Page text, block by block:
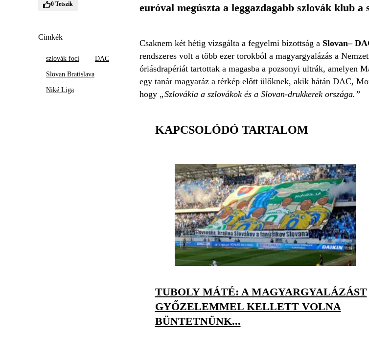
0 Tetszik
Címkék
szlovák foci DAC
Slovan Bratislava
Niké Liga
euróval megúszta a leggazdagabb szlovák klub
Csaknem két hétig vizsgálta a fegyelmi bizottság a Slovan–
rendszeres volt a több ezer torokból a magyargyalázás a
óriásdrapériát tartottak a magasba a pozsonyi ultrák, amelyen
egy tanár magyaráz a térkép előtt ülőknek, akik hátán DAC,
hogy „Szlovákia a szlovákok és a Slovan-drukkerek országa.”
KAPCSOLÓDÓ TARTALOM
TUBOLY MÁTÉ: A MAGYARGYALÁZÁST
GYŐZELEMMEL KELLETT VOLNA
BÜNTETNÜNK...